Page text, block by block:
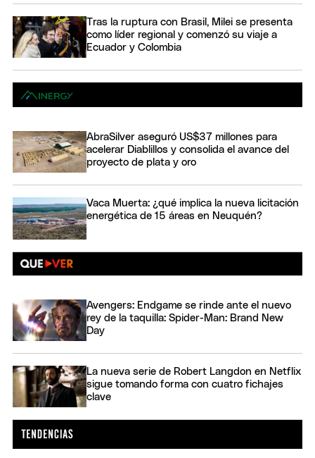
Tras la ruptura con Brasil, Milei se presenta
como líder regional y comenzó su viaje a
Ecuador y Colombia
AbraSilver aseguró US$37 millones para
acelerar Diablillos y consolida el avance del
proyecto de plata y oro
Vaca Muerta: ¿qué implica la nueva licitación
energética de 15 áreas en Neuquén?
Avengers: Endgame se rinde ante el nuevo
rey de la taquilla: Spider-Man: Brand New
Day
La nueva serie de Robert Langdon en Netflix
sigue tomando forma con cuatro fichajes
clave